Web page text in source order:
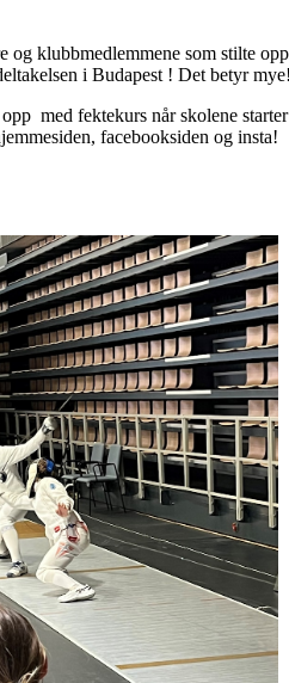
og klubbmedlemmene som stilte opp
i Budapest ! Det betyr
med fektekurs når skolene starter
facebooksiden og insta!